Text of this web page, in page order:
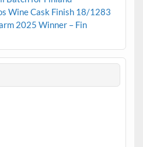
Wine Cask Finish 18/1283
2025 Winner – Fin